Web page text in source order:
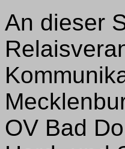
An dieser
OV Bad